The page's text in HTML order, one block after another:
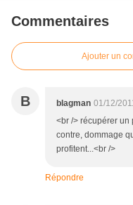
Commentaires
Ajouter un
B blagman 01/12/
<br /> récupérer un
contre, dommage
profitent...<br />
Répondre